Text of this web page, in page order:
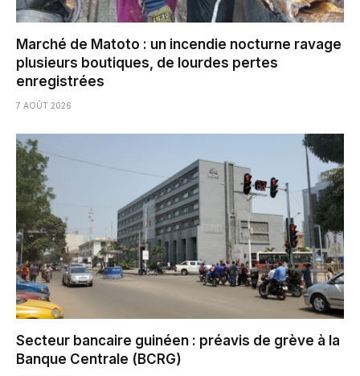
Marché de Matoto : un incendie nocturne ravage
plusieurs boutiques, de lourdes pertes
enregistrées
7 AOÛT 2026
Secteur bancaire guinéen : préavis de grève à la
Banque Centrale (BCRG)